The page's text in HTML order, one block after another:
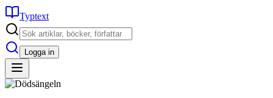
Typtext
Logga in